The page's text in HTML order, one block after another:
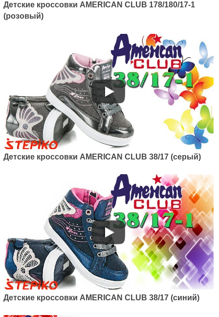
Детские кроссовки с LED
подсветкою American club
Детские кроcсовки AMERICAN CLUB 178/180/17-1
(розовый)
Детские кроссовки AMERICAN CLUB 38/17 (серый)
Детские кроссовки AMERICAN CLUB 38/17 (синий)